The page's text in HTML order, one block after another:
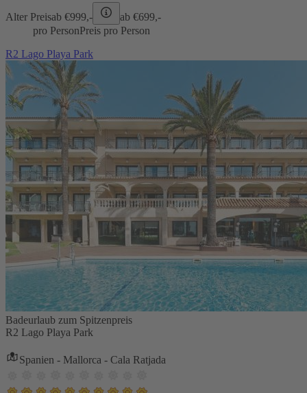
Alter Preisab €999,- ab €699,-
pro PersonPreis pro Person
R2 Lago Playa Park
Badeurlaub zum Spitzenpreis
R2 Lago Playa Park
Spanien - Mallorca - Cala Ratjada